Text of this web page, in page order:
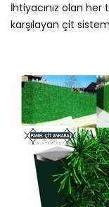
İhtiyacınız olan
karşılayan çit